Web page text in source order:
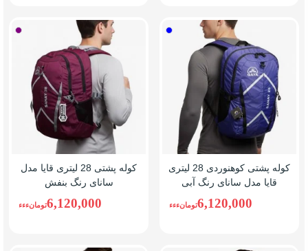
آبی
کوله پشتی کوهنوردی 28 لیتری
قایا مدل سانای رنگ آبی
6,120,000تومانءءء
بنفش
کوله پشتی 28 لیتری قایا مدل
سانای رنگ بنفش
6,120,000تومانءءء